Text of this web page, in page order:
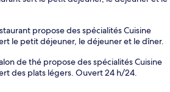
propose des spécialités Cuisine
le petit déjeuner, le déjeuner et le dîner.
de thé propose des spécialités Cuisine
des plats légers. Ouvert 24 h/24.